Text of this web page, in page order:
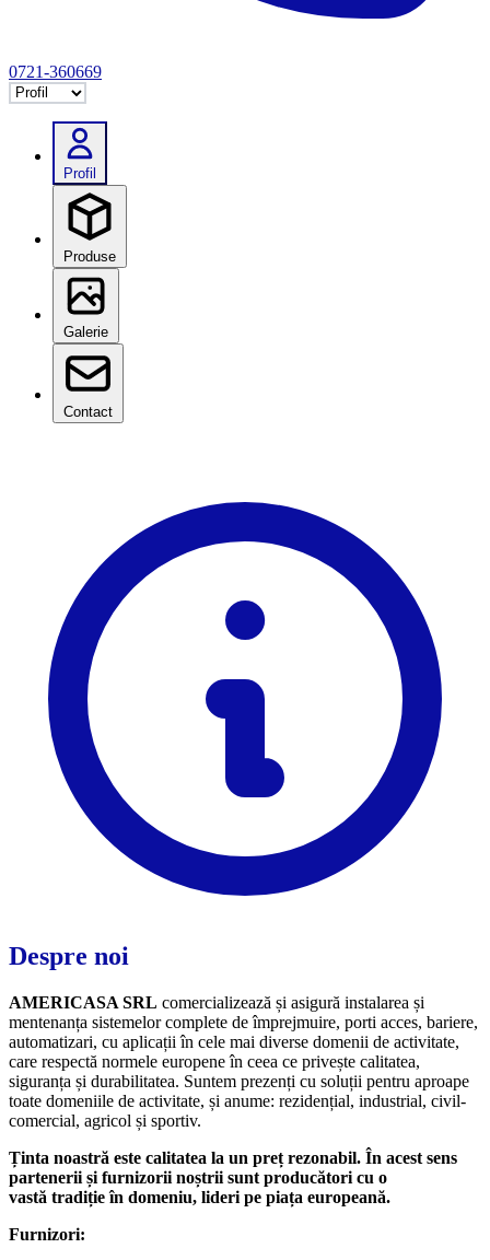
0721-360669
Selectează tab
Profil
Produse
Galerie
Contact
Despre noi
AMERICASA SRL comercializează și asigură instalarea și
mentenanța sistemelor complete de împrejmuire, porti acces, bariere,
automatizari, cu aplicații în cele mai diverse domenii de activitate,
care respectă normele europene în ceea ce privește calitatea,
siguranța și durabilitatea. Suntem prezenți cu soluții pentru aproape
toate domeniile de activitate, și anume: rezidențial, industrial, civil-
comercial, agricol și sportiv.
Ținta noastră este calitatea la un preț rezonabil. În acest sens
partenerii și furnizorii noștrii sunt producători cu o
vastă tradiție în domeniu, lideri pe piața europeană.
Furnizori: